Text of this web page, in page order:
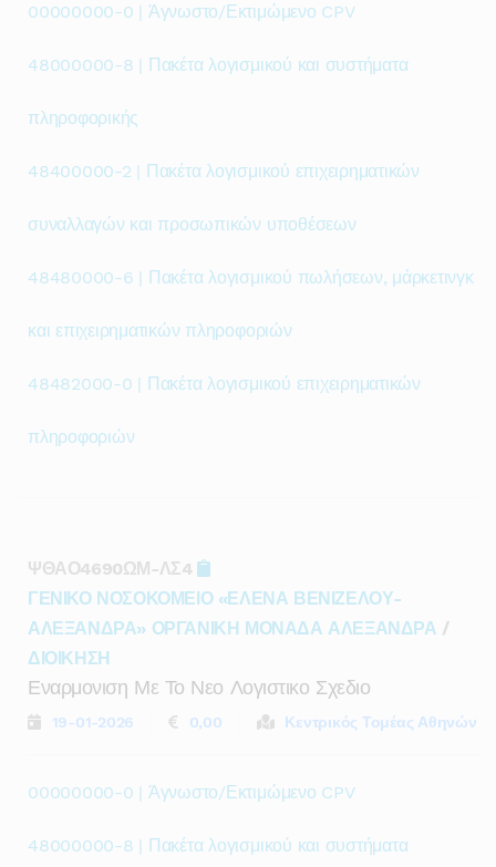
00000000-0 | Άγνωστο/Εκτιμώμενο CPV
48000000-8 | Πακέτα λογισμικού και συστήματα
πληροφορικής
48400000-2 | Πακέτα λογισμικού επιχειρηματικών
συναλλαγών και προσωπικών υποθέσεων
48480000-6 | Πακέτα λογισμικού πωλήσεων, μάρκετινγκ
και επιχειρηματικών πληροφοριών
48482000-0 | Πακέτα λογισμικού επιχειρηματικών
πληροφοριών
ΨΘΑΟ4690ΩΜ-ΛΣ4
ΓΕΝΙΚΟ ΝΟΣΟΚΟΜΕΙΟ «ΕΛΕΝΑ ΒΕΝΙΖΕΛΟΥ-
ΑΛΕΞΑΝΔΡΑ» ΟΡΓΑΝΙΚΗ ΜΟΝΑΔΑ ΑΛΕΞΑΝΔΡΑ /
ΔΙΟΙΚΗΣΗ
Εναρμονιση Με Το Νεο Λογιστικο Σχεδιο
19-01-2026 0,00 Κεντρικός Τομέας Αθηνών
00000000-0 | Άγνωστο/Εκτιμώμενο CPV
48000000-8 | Πακέτα λογισμικού και συστήματα